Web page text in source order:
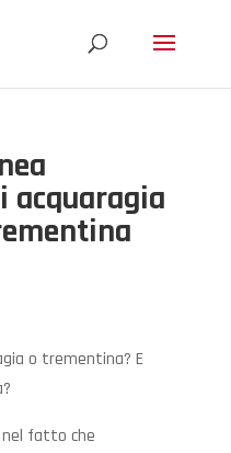
acquaragia
o trementina? E
fatto che